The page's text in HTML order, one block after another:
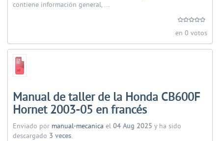
contiene información general, ...
en 0 votos
Manual de taller de la Honda CB600F
Hornet 2003-05 en francés
Enviado por manual-mecanica el 04 Aug 2025 y ha sido
descargado 3 veces.